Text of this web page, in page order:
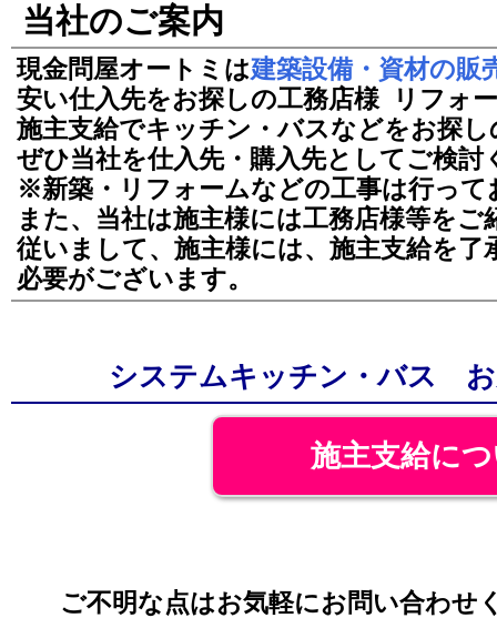
当社のご案内
現金問屋オートミは建築設備・資材の販
安い仕入先をお探しの工務店様 リフォ
施主支給でキッチン・バスなどをお探
ぜひ当社を仕入先・購入先としてご検討
※新築・リフォームなどの工事は行って
また、当社は施主様には工務店様等を
従いまして、施主様には、施主支給を
必要がございます。
システムキッチン・バス お
施主支給に
ご不明な点はお気軽にお問い合わ